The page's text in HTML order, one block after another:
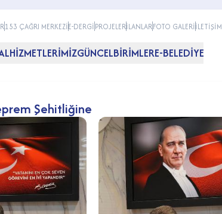
153 ÇAĞRI MERKEZİE-DERGİPROJELERİLANLARFOTO GALERİİLETİŞİM
HİZMETLERİMİZGÜNCELBİRİMLERE-BELEDİYE
Şehitliğine